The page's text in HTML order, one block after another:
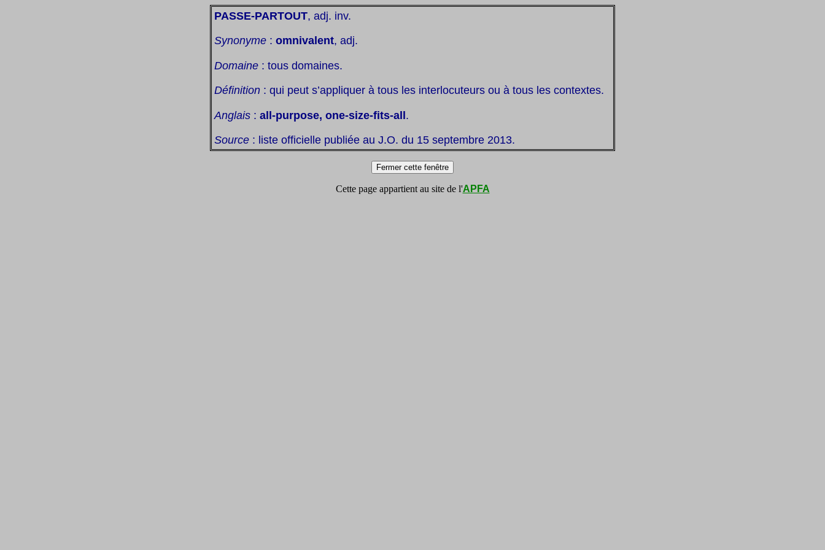
PASSE-PARTOUT, adj. inv.
Synonyme : omnivalent, adj.
Domaine : tous domaines.
Définition : qui peut s’appliquer à tous les interlocuteurs ou à tous les contextes.
Anglais : all-purpose, one-size-fits-all.
Source : liste officielle publiée au J.O. du 15 septembre 2013.
Cette page appartient au site de l'APFA